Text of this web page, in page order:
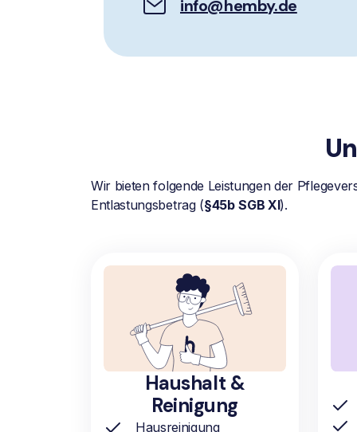
info@hemby.de
Wir bieten folgende Leistungen der
Entlastungsbetrag (§45b SGB XI).
Haushalt &
Reinigung
Hausreinigung